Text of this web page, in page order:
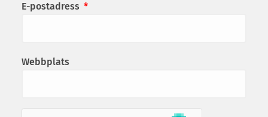
E-postadress *
Webbplats